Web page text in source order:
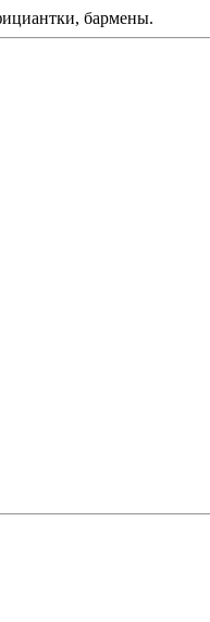
бармены.